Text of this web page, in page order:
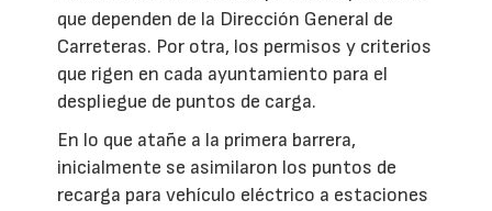
que dependen de la Dirección General de
Carreteras. Por otra, los permisos y criterios
que rigen en cada ayuntamiento para el
despliegue de puntos de carga.
En lo que atañe a la primera barrera,
inicialmente se asimilaron los puntos de
recarga para vehículo eléctrico a estaciones